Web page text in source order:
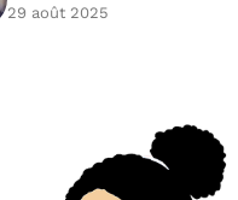
29 août 2025